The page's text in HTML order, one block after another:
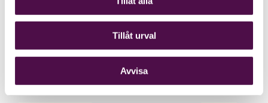
Tillåt urval
Avvisa